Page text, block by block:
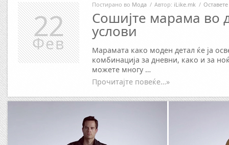
Постирано во Мода / Автор: iLike.mk /
Сошијте марама во
услови
Марамата како моден детал ќе ја
комбинација за дневни, како и за
можете многу …
Прочитајте повеќе…»
22
Фев